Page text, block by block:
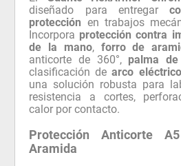
diseñado para entregar
protección en trabajos
Incorpora protección contra
de la mano, forro de
anticorte de 360°, palma
clasificación dearco
una solución robusta para
resistencia a cortes,
calor por contacto.
Protección Anticorte
Aramida